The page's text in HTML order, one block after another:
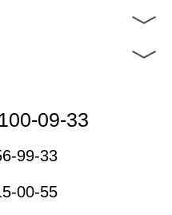
09-33
99-33
00-55